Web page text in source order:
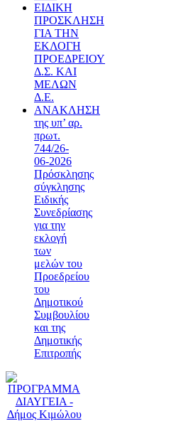
ΕΙΔΙΚΗ
ΠΡΟΣΚΛΗΣΗ
ΓΙΑ ΤΗΝ
ΕΚΛΟΓΗ
ΠΡΟΕΔΡΕΙΟΥ
Δ.Σ. ΚΑΙ
ΜΕΛΩΝ
Δ.Ε.
ΑΝΑΚΛΗΣΗ
της υπ’ αρ.
πρωτ.
744/26-
06-2026
Πρόσκλησης
σύγκλησης
Ειδικής
Συνεδρίασης
για την
εκλογή
των
μελών του
Προεδρείου
του
Δημοτικού
Συμβουλίου
και της
Δημοτικής
Επιτροπής